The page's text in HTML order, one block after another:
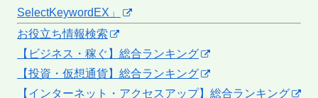
SelectKeywordEX」
お役立ち情報検索
【ビジネス・稼ぐ】総合ランキング
【投資・仮想通貨】総合ランキング
【インターネット・アクセスアップ】総合ランキング